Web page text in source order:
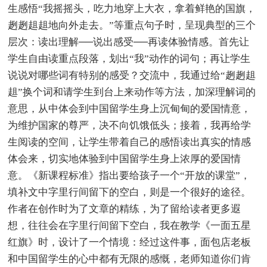
生感悟“我摇摇头，吃力地穿上大衣，拿着鲜艳的国旗，
趔趔趄趄地向外走去。”等重点句子时，呈现典型的三个
层次：读出理解──说出感受──再读体验情感。首先让
学生自由读重点段落，划出“我”动作的词句；再让学生
说说对哪些词有特别的感受？交流中，我通过给“趔趔趄
趄”换个词和请学生到台上来动作等方法，加深理解词的
意思，从中体会到中国留学生身上沉甸甸的爱国情意，
为维护国家的尊严，决不向饥饿低头；接着，我再给学
生阅读的空间，让学生带着自己的感悟读出真实的情感
体会来，切实地体验到中国留学生身上浓厚的爱国情
意。《新课程标准》指出要给孩子一个“开放的课堂”，
填补文中字里行间留下的空白，则是一个很好的途径。
作者在创作时为了文章的精练，为了留给读者更多遐
想，往往会在字里行间留下空白，我在教学《一面五星
红旗》时，设计了一个情境：经过这件事，面包店老板
和中国留学生的心中都有无限的感慨，老师知道你们肯